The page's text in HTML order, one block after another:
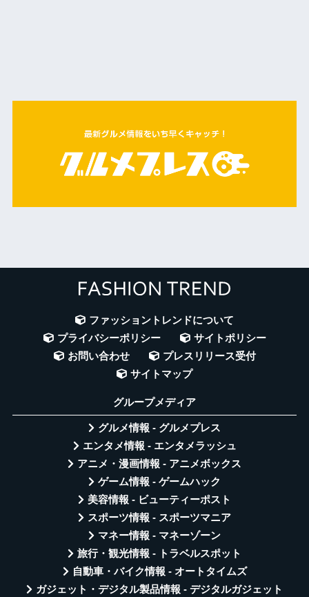
ファッショントレンドについて
プライバシーポリシー
サイトポリシー
お問い合わせ
プレスリリース受付
サイトマップ
グループメディア
グルメ情報 - グルメプレス
エンタメ情報 - エンタメラッシュ
アニメ・漫画情報 - アニメボックス
ゲーム情報 - ゲームハック
美容情報 - ビューティーポスト
スポーツ情報 - スポーツマニア
マネー情報 - マネーゾーン
旅行・観光情報 - トラベルスポット
自動車・バイク情報 - オートタイムズ
ガジェット・デジタル製品情報 - デジタルガジェット